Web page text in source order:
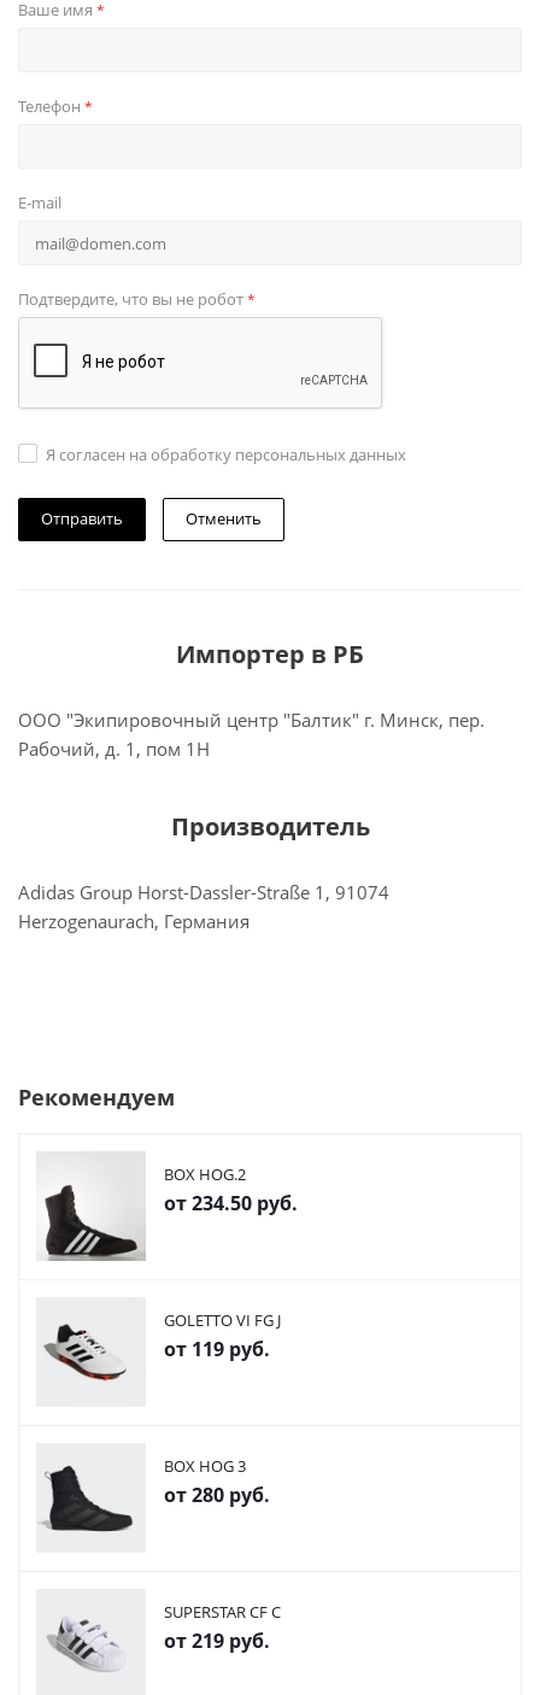
Ваше имя *
Телефон *
E-mail
Подтвердите, что вы не робот*
Я согласен на обработку персональных данных
Отменить
Импортер в РБ
ООО "Экипировочный центр "Балтик" г. Минск, пер.
Рабочий, д. 1, пом 1Н
Производитель
Adidas Group Horst-Dassler-Straße 1, 91074
Herzogenaurach, Германия
Рекомендуем
BOX HOG.2
от234.50 руб.
GOLETTO VI FG J
от 119 руб.
BOX HOG 3
от280 руб.
SUPERSTAR CF C
от219 руб.